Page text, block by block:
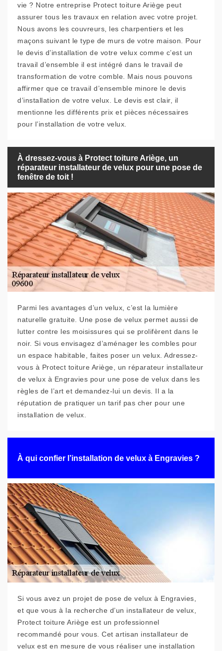
vie ? Notre entreprise Protect toiture Ariège peut
assurer tous les travaux en relation avec votre projet.
Nous avons les couvreurs, les charpentiers et les
maçons suivant le type de murs de votre maison. Pour
le devis d’installation de votre velux comme c’est un
travail d’ensemble il est intégré dans le travail de
transformation de votre comble. Mais nous pouvons
affirmer que ce travail d’ensemble minore le devis
d’installation de votre velux. Le devis est clair, il
mentionne les différents prix et pièces nécessaires
pour l’installation de votre velux.
À dressez-vous à Protect toiture Ariège, un
réparateur installateur de velux pour une pose de
fenêtre de toit !
Parmi les avantages d’un velux, c’est la lumière
naturelle gratuite. Une pose de velux permet aussi de
lutter contre les moisissures qui se prolifèrent dans le
noir. Si vous envisagez d’aménager les combles pour
un espace habitable, faites poser un velux. Adressez-
vous à Protect toiture Ariège, un réparateur installateur
de velux à Engravies pour une pose de velux dans les
règles de l’art et demandez-lui un devis. Il a la
réputation de pratiquer un tarif pas cher pour une
installation de velux.
À qui confier l’installation de velux à Engravies ?
Si vous avez un projet de pose de velux à Engravies,
et que vous à la recherche d’un installateur de velux,
Protect toiture Ariège est un professionnel
recommandé pour vous. Cet artisan installateur de
velux est en mesure de vous réaliser une installation